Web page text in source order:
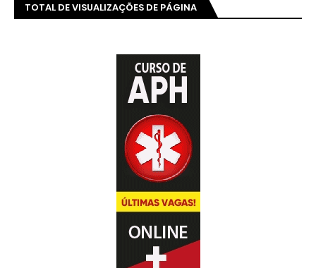
TOTAL DE VISUALIZAÇÕES DE PÁGINA